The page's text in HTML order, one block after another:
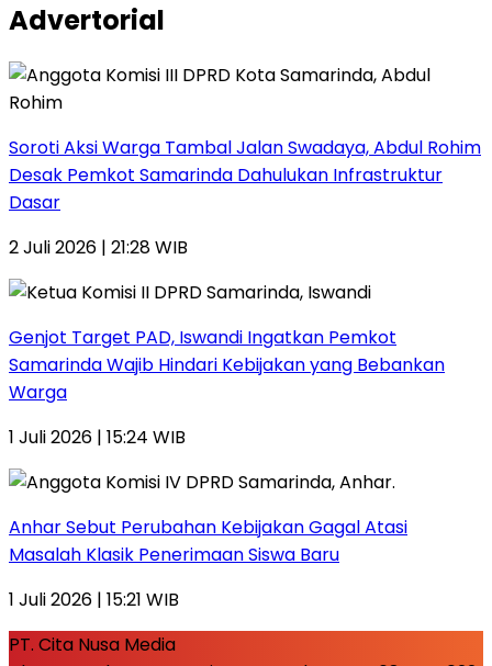
Advertorial
Soroti Aksi Warga Tambal Jalan Swadaya, Abdul Rohim
Desak Pemkot Samarinda Dahulukan Infrastruktur
Dasar
2 Juli 2026 | 21:28 WIB
Genjot Target PAD, Iswandi Ingatkan Pemkot
Samarinda Wajib Hindari Kebijakan yang Bebankan
Warga
1 Juli 2026 | 15:24 WIB
Anhar Sebut Perubahan Kebijakan Gagal Atasi
Masalah Klasik Penerimaan Siswa Baru
1 Juli 2026 | 15:21 WIB
PT. Cita Nusa Media